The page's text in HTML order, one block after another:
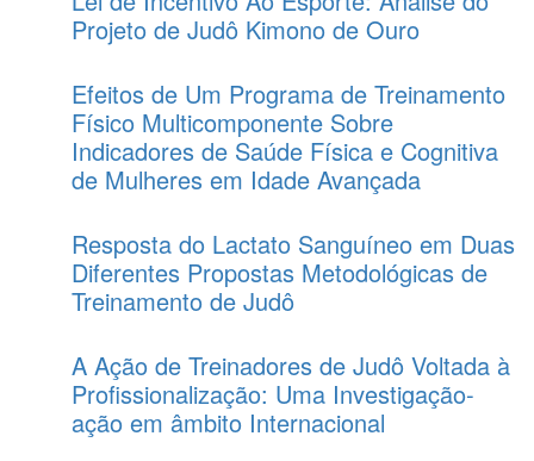
Projeto de Judô Kimono de Ouro
Efeitos de Um Programa de Treinamento
Físico Multicomponente Sobre
Indicadores de Saúde Física e Cognitiva
de Mulheres em Idade Avançada
Resposta do Lactato Sanguíneo em Duas
Diferentes Propostas Metodológicas de
Treinamento de Judô
A Ação de Treinadores de Judô Voltada à
Profissionalização: Uma Investigação-
ação em âmbito Internacional